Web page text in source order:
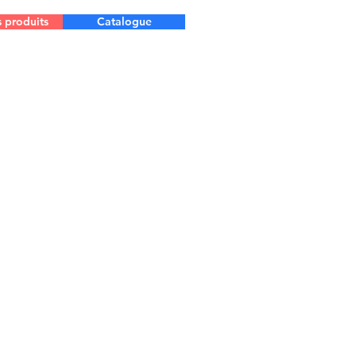
produits Catalogue